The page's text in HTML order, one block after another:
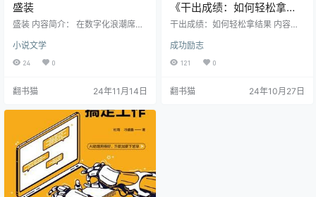
盛装
盛装 内容简介： 在数字化浪潮席卷
杂志的生存困境为切入点，展现了
传统媒体在新媒体冲击下的转型阵
酷较量，让读者得以窥见这个行业
志的内部争斗，勾勒出一幅现代职
场的生存图景。主编意外身亡引发
的连锁反应，高层之间理念与利益
的角力，都成为推动故事发展的关
键因素。在这场没有硝烟的战争
中，每…
小说文学
24 0
翻书猫 24年11月14日
《干出成绩：如何轻松拿结
果》丨于秉君丨解锁职场成
干出成绩：如何轻松拿结果 内容简
松拿结果》是一本聚焦职场成功的
实用指南。作者直面一个普遍的职
分析，于秉君指出问题的关键在于
成功励志
121 0
翻书猫 24年10月27日